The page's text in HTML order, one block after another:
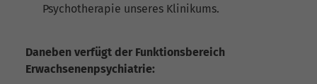
Psychotherapie unseres Klinikums.
Daneben verfügt der Funktionsbereich
Erwachsenenpsychiatrie: